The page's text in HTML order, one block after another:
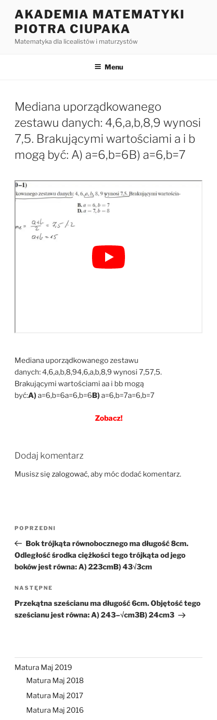
treści
AKADEMIA MATEMATYKI
PIOTRA CIUPAKA
Matematyka dla licealistów i maturzystów
Menu
Mediana uporządkowanego
zestawu danych: 4,6,a,b,8,9 wynosi
7,5. Brakującymi wartościami a i b
mogą być: A) a=6,b=6B) a=6,b=7
Mediana uporządkowanego zestawu
danych: 4,6,a,b,8,94,6,a,b,8,9 wynosi 7,57,5.
Brakującymi wartościami aa i bb mogą
być:A)a=6,b=6a=6,b=6B)a=6,b=7a=6,b=7
Zobacz!
Dodaj komentarz
Musisz się zalogować, aby móc dodać komentarz.
Poprzedni
wpis
POPRZEDNI
Bok trójkąta równobocznego ma długość 8cm.
Odległość środka ciężkości tego trójkąta od jego
boków jest równa: A) 223cmB) 43√3cm
Następny
wpis
NASTĘPNE
Przekątna sześcianu ma długość 6cm. Objętość tego
sześcianu jest równa: A) 243–√cm3B) 24cm3
Matura Maj 2019
Matura Maj 2018
Matura Maj 2017
Matura Maj 2016